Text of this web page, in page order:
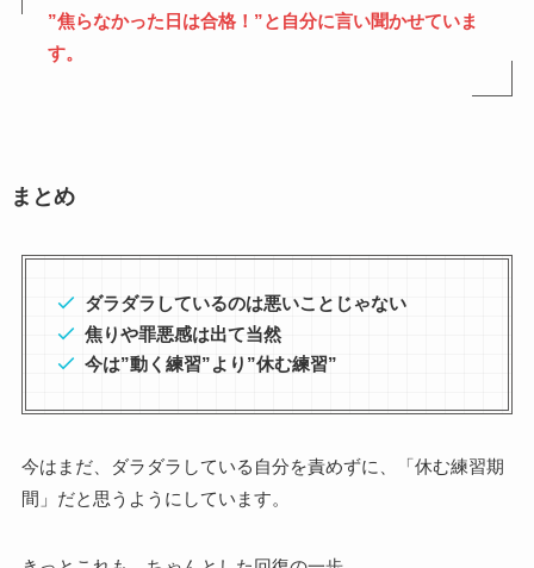
”焦らなかった日は合格！”と自分に言い聞かせていま
す。
まとめ
ダラダラしているのは悪いことじゃない
焦りや罪悪感は出て当然
今は”動く練習”より”休む練習”
今はまだ、ダラダラしている自分を責めずに、「休む練習期
間」だと思うようにしています。